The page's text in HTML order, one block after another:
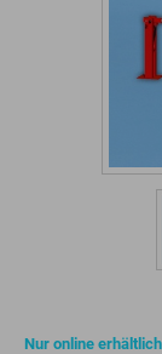
Nur online erhältlich